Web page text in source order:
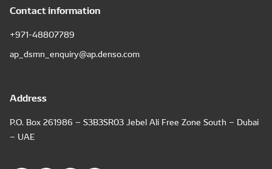
Contact information
+971-48807789
ap_dsmn_enquiry@ap.denso.com
Address
P.O. Box 261986 – S3B3SR03 Jebel Ali Free Zone South – Dubai
– UAE